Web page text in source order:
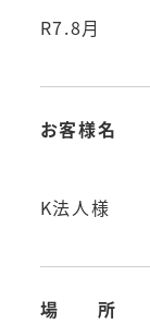
R7.8月
お客様名
K法人様
場 所